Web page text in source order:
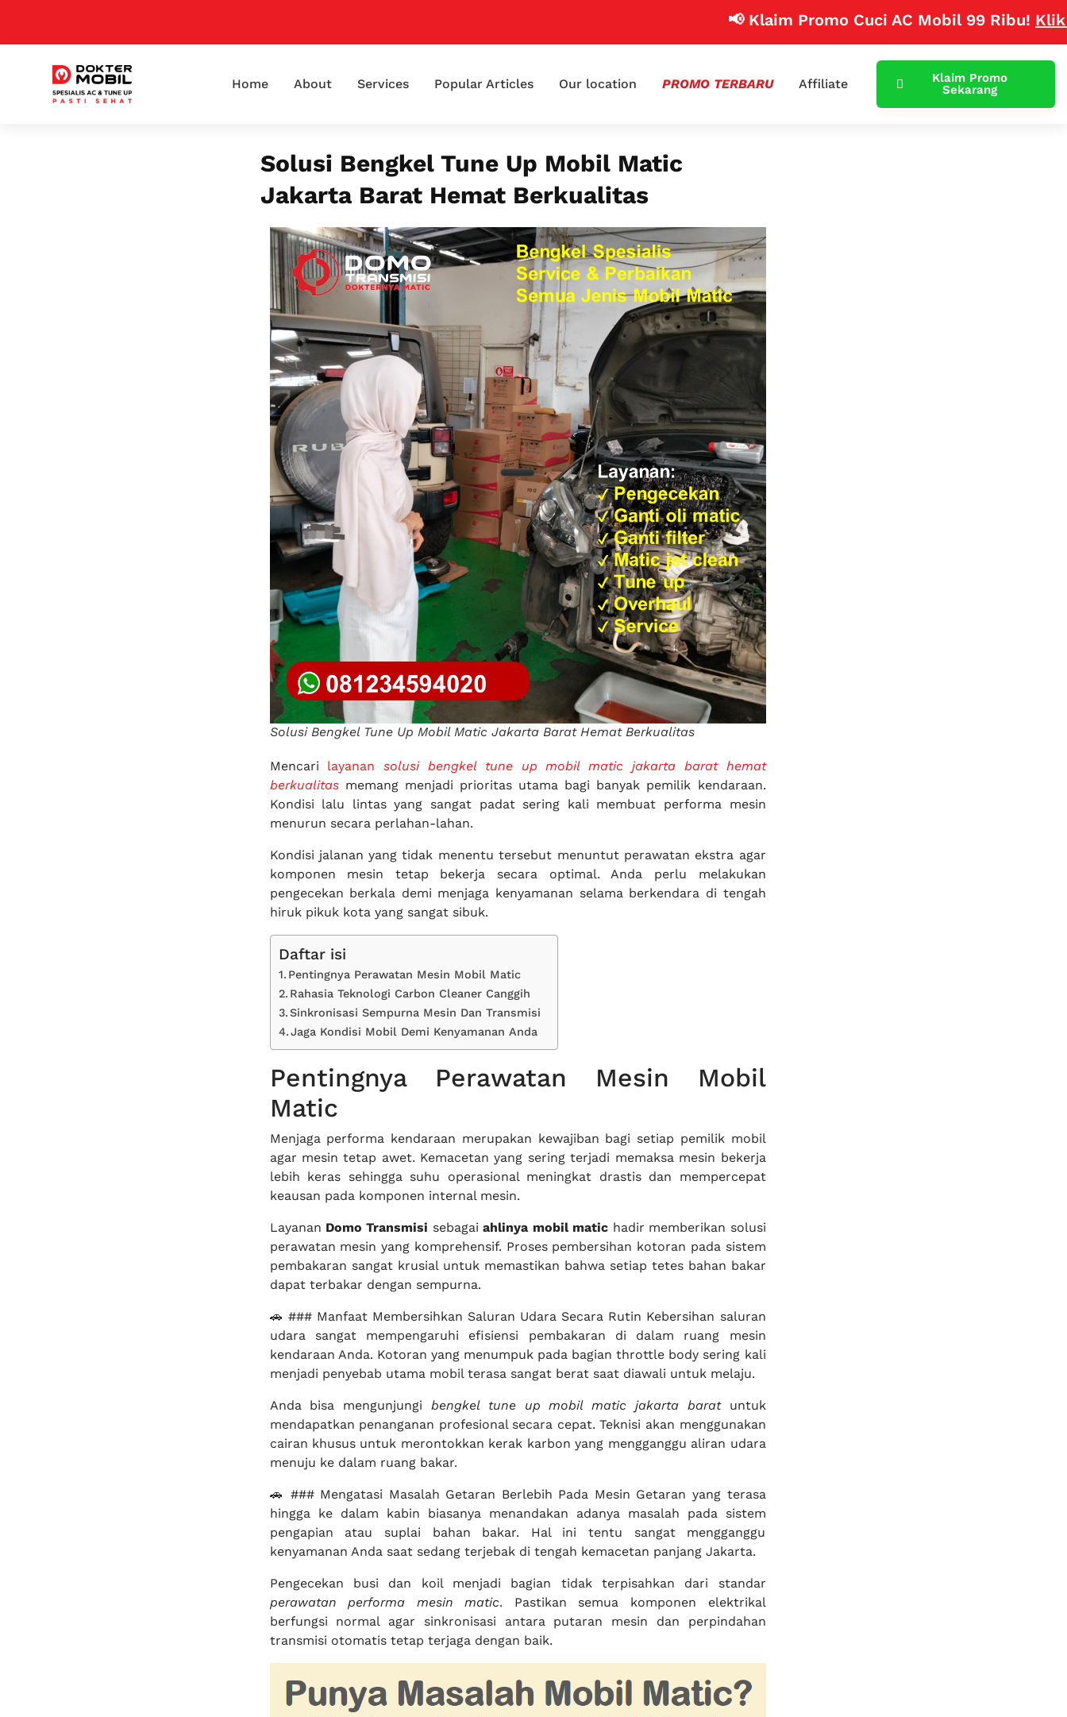
📢 Klaim Promo Cuci AC Mobil 99 Ribu!Klik Disini
Home About Services Popular Articles Our location PROMO TERBARU Affiliate
Klaim Promo
Sekarang
Solusi Bengkel Tune Up Mobil Matic
Jakarta Barat Hemat Berkualitas
Solusi Bengkel Tune Up Mobil Matic Jakarta Barat Hemat Berkualitas
Mencari layanansolusi bengkel tune up mobil matic jakarta barat hemat
berkualitasmemang menjadi prioritas utama bagi banyak pemilik kendaraan.
Kondisi lalu lintas yang sangat padat sering kali membuat performa mesin
menurun secara perlahan-lahan.
Kondisi jalanan yang tidak menentu tersebut menuntut perawatan ekstra agar
komponen mesin tetap bekerja secara optimal. Anda perlu melakukan
pengecekan berkala demi menjaga kenyamanan selama berkendara di tengah
hiruk pikuk kota yang sangat sibuk.
Daftar isi
Pentingnya Perawatan Mesin Mobil Matic
Rahasia Teknologi Carbon Cleaner Canggih
Sinkronisasi Sempurna Mesin Dan Transmisi
Jaga Kondisi Mobil Demi Kenyamanan Anda
Pentingnya Perawatan Mesin Mobil
Matic
Menjaga performa kendaraan merupakan kewajiban bagi setiap pemilik mobil
agar mesin tetap awet. Kemacetan yang sering terjadi memaksa mesin bekerja
lebih keras sehingga suhu operasional meningkat drastis dan mempercepat
keausan pada komponen internal mesin.
Layanan Domo Transmisi sebagaiahlinya mobil matic hadir memberikan solusi
perawatan mesin yang komprehensif. Proses pembersihan kotoran pada sistem
pembakaran sangat krusial untuk memastikan bahwa setiap tetes bahan bakar
dapat terbakar dengan sempurna.
🚗 ### Manfaat Membersihkan Saluran Udara Secara Rutin Kebersihan saluran
udara sangat mempengaruhi efisiensi pembakaran di dalam ruang mesin
kendaraan Anda. Kotoran yang menumpuk pada bagian throttle body sering kali
menjadi penyebab utama mobil terasa sangat berat saat diawali untuk melaju.
Anda bisa mengunjungi bengkel tune up mobil matic jakarta baratuntuk
mendapatkan penanganan profesional secara cepat. Teknisi akan menggunakan
cairan khusus untuk merontokkan kerak karbon yang mengganggu aliran udara
menuju ke dalam ruang bakar.
🚗 ### Mengatasi Masalah Getaran Berlebih Pada Mesin Getaran yang terasa
hingga ke dalam kabin biasanya menandakan adanya masalah pada sistem
pengapian atau suplai bahan bakar. Hal ini tentu sangat mengganggu
kenyamanan Anda saat sedang terjebak di tengah kemacetan panjang Jakarta.
Pengecekan busi dan koil menjadi bagian tidak terpisahkan dari standar
perawatan performa mesin matic. Pastikan semua komponen elektrikal
berfungsi normal agar sinkronisasi antara putaran mesin dan perpindahan
transmisi otomatis tetap terjaga dengan baik.